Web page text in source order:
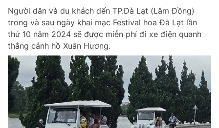
Người dân và du khách đến TP.Đà Lạt (Lâm Đồng)
trong và sau ngày khai mạc Festival hoa Đà Lạt lần
thứ 10 năm 2024 sẽ được miễn phí đi xe điện quanh
thắng cảnh hồ Xuân Hương.